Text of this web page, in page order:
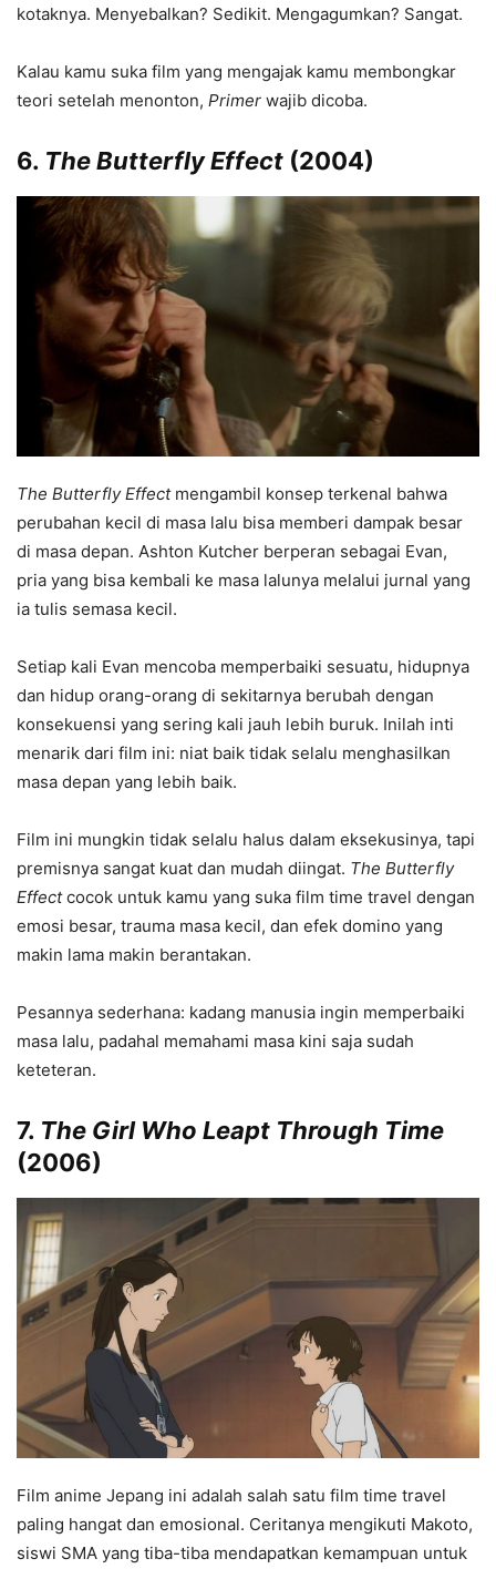
kotaknya. Menyebalkan? Sedikit. Mengagumkan? Sangat.
Kalau kamu suka film yang mengajak kamu membongkar
teori setelah menonton, Primer wajib dicoba.
6. The Butterfly Effect (2004)
The Butterfly Effectmengambil konsep terkenal bahwa
perubahan kecil di masa lalu bisa memberi dampak besar
di masa depan. Ashton Kutcher berperan sebagai Evan,
pria yang bisa kembali ke masa lalunya melalui jurnal yang
ia tulis semasa kecil.
Setiap kali Evan mencoba memperbaiki sesuatu, hidupnya
dan hidup orang-orang di sekitarnya berubah dengan
konsekuensi yang sering kali jauh lebih buruk. Inilah inti
menarik dari film ini: niat baik tidak selalu menghasilkan
masa depan yang lebih baik.
Film ini mungkin tidak selalu halus dalam eksekusinya, tapi
premisnya sangat kuat dan mudah diingat. The Butterfly
Effectcocok untuk kamu yang suka film time travel dengan
emosi besar, trauma masa kecil, dan efek domino yang
makin lama makin berantakan.
Pesannya sederhana: kadang manusia ingin memperbaiki
masa lalu, padahal memahami masa kini saja sudah
keteteran.
7. The Girl Who Leapt Through Time
(2006)
Film anime Jepang ini adalah salah satu film time travel
paling hangat dan emosional. Ceritanya mengikuti Makoto,
siswi SMA yang tiba-tiba mendapatkan kemampuan untuk